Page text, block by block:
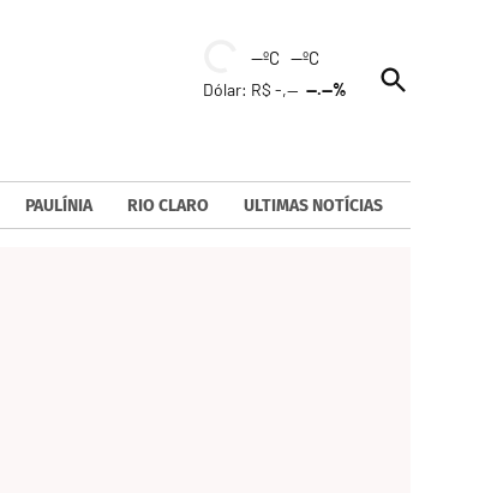
--ºC --ºC
Dólar: R$ -,----.--%
Open
Search
PAULÍNIA RIO CLARO ULTIMAS NOTÍCIAS